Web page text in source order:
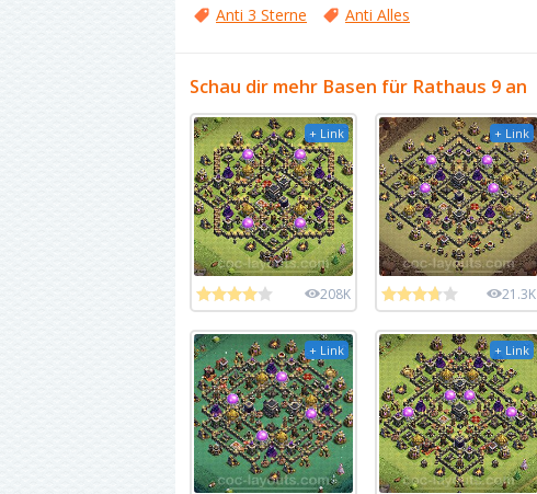
Anti 3 Sterne Anti Alles
Schau dir mehr Basen für Rathaus 9 an
+ Link
208K
+ Link
21.3K
+ Link + Link